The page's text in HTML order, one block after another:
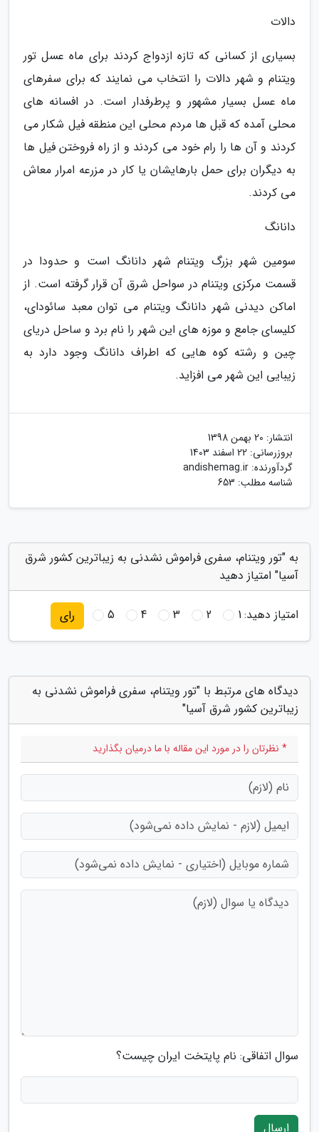
دالات
بسیاری از کسانی که تازه ازدواج کردند برای ماه عسل تور
ویتنام و شهر دالات را انتخاب می نمایند که برای سفرهای
ماه عسل بسیار مشهور و پرطرفدار است. در افسانه های
محلی آمده که قبل ها مردم محلی این منطقه فیل شکار می
کردند و آن ها را رام خود می کردند و از راه فروختن فیل ها
به دیگران برای حمل بارهایشان یا کار در مزرعه امرار معاش
می کردند.
دانانگ
سومین شهر بزرگ ویتنام شهر دانانگ است و حدودا در
قسمت مرکزی ویتنام در سواحل شرق آن قرار گرفته است. از
اماکن دیدنی شهر دانانگ ویتنام می توان معبد سائودای،
کلیسای جامع و موزه های این شهر را نام برد و ساحل دریای
چین و رشته کوه هایی که اطراف دانانگ وجود دارد به
زیبایی این شهر می افزاید.
انتشار: 20 بهمن 1398
بروزرسانی: 22 اسفند 1403
گردآورنده: andishemag.ir
شناسه مطلب: 653
به "تور ویتنام، سفری فراموش نشدنی به زیباترین کشور شرق
آسیا" امتیاز دهید
امتیاز دهید:1
2
3
4
5 رای
دیدگاه های مرتبط با "تور ویتنام، سفری فراموش نشدنی به
زیباترین کشور شرق آسیا"
* نظرتان را در مورد این مقاله با ما درمیان بگذارید
سوال اتفاقی: نام پایتخت ایران چیست؟
ارسال